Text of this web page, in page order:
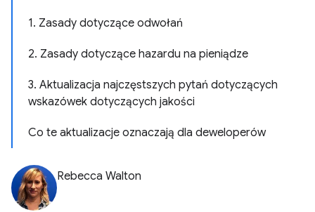
1. Zasady dotyczące odwołań
2. Zasady dotyczące hazardu na pieniądze
3. Aktualizacja najczęstszych pytań dotyczących
wskazówek dotyczących jakości
Co te aktualizacje oznaczają dla deweloperów
Rebecca Walton